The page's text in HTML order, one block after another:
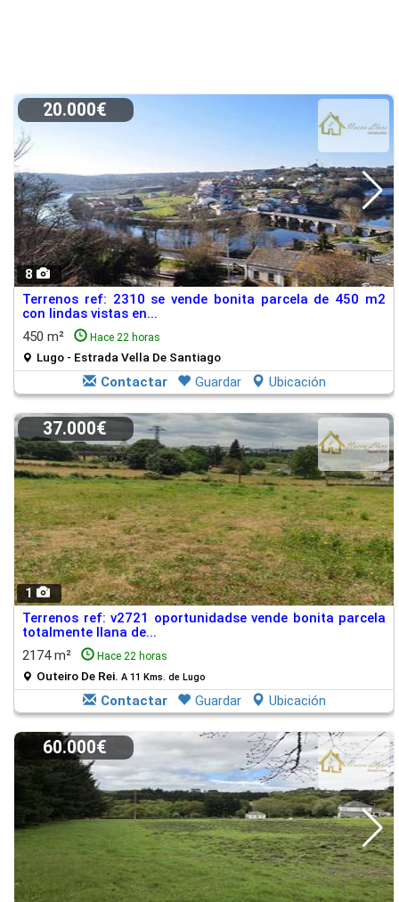
8
20.000€
Terrenos ref: 2310 se vende bonita parcela de 450 m2
con lindas vistas en...
450 m²
Hace 22 horas
Lugo - Estrada Vella De Santiago
Contactar Guardar Ubicación
1
37.000€
Terrenos ref: v2721 oportunidadse vende bonita parcela
totalmente llana de...
2174 m²
Hace 22 horas
Outeiro De Rei. A 11 Kms. de Lugo
Contactar Guardar Ubicación
60.000€